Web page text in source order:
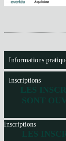
Informations
Inscriptions
LES
SONT
Inscriptions
LES